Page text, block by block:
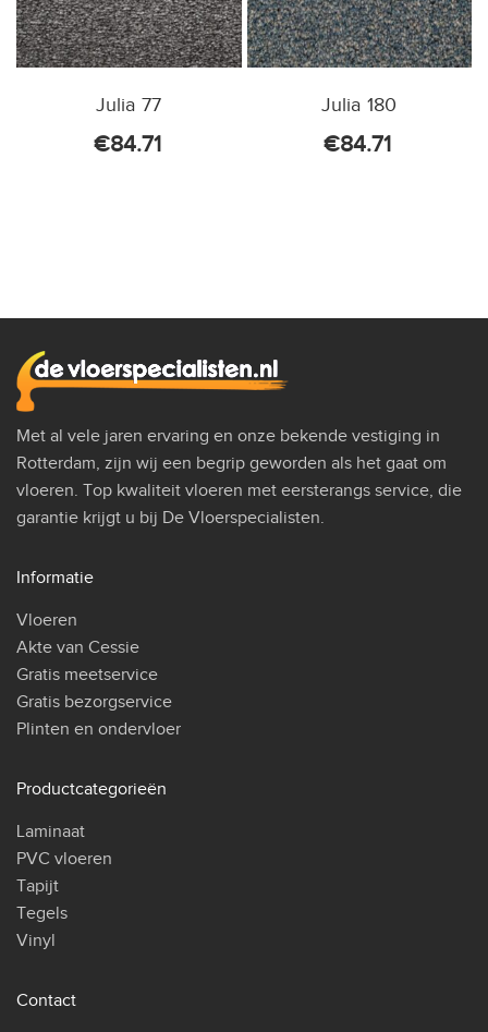
Julia 77
€84.71
Julia 180
€84.71
Met al vele jaren ervaring en onze bekende vestiging in
Rotterdam, zijn wij een begrip geworden als het gaat om
vloeren. Top kwaliteit vloeren met eersterangs service, die
garantie krijgt u bij De Vloerspecialisten.
Informatie
Vloeren
Akte van Cessie
Gratis meetservice
Gratis bezorgservice
Plinten en ondervloer
Productcategorieën
Laminaat
PVC vloeren
Tapijt
Tegels
Vinyl
Contact